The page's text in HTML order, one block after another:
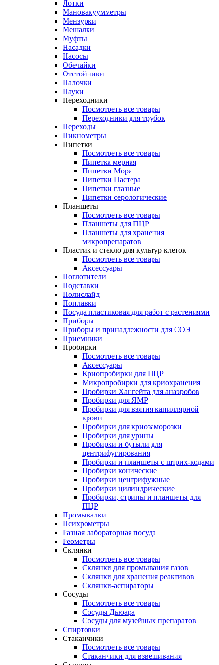
Лотки
Мановакуумметры
Мензурки
Мешалки
Муфты
Насадки
Насосы
Обечайки
Отстойники
Палочки
Пауки
Переходники
Посмотреть все товары
Переходники для трубок
Переходы
Пикнометры
Пипетки
Посмотреть все товары
Пипетка мерная
Пипетки Мора
Пипетки Пастера
Пипетки глазные
Пипетки серологические
Планшеты
Посмотреть все товары
Планшеты для ПЦР
Планшеты для хранения
микропрепаратов
Пластик и стекло для культур клеток
Посмотреть все товары
Аксессуары
Поглотители
Подставки
Полислайд
Поплавки
Посуда пластиковая для работ с растениями
Приборы
Приборы и принадлежности для СОЭ
Приемники
Пробирки
Посмотреть все товары
Аксессуары
Криопробирки для ПЦР
Микропробирки для криохранения
Пробирки Хангейта для анаэробов
Пробирки для ЯМР
Пробирки для взятия капиллярной
крови
Пробирки для криозаморозки
Пробирки для урины
Пробирки и бутыли для
центрифугирования
Пробирки и планшеты с штрих-кодами
Пробирки конические
Пробирки центрифужные
Пробирки цилиндрические
Пробирки, стрипы и планшеты для
ПЦР
Промывалки
Психрометры
Разная лабораторная посуда
Реометры
Склянки
Посмотреть все товары
Склянки для промывания газов
Склянки для хранения реактивов
Склянки-аспираторы
Сосуды
Посмотреть все товары
Сосуды Дьюара
Сосуды для музейных препаратов
Спиртовки
Стаканчики
Посмотреть все товары
Стаканчики для взвешивания